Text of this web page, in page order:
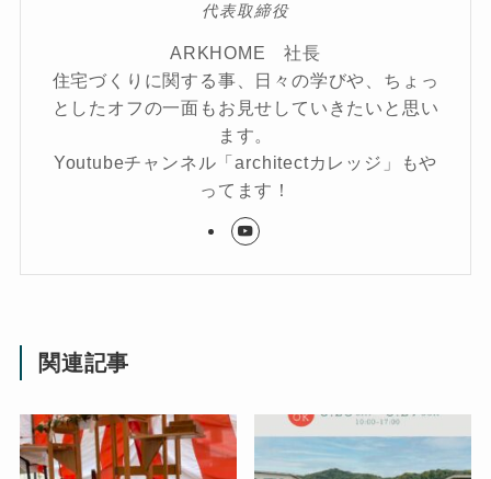
代表取締役
ARKHOME 社長
住宅づくりに関する事、日々の学びや、ちょっ
としたオフの一面もお見せしていきたいと思い
ます。
Youtubeチャンネル「architectカレッジ」もや
ってます！
関連記事